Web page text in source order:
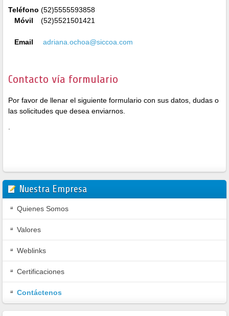
Teléfono (52)5555593858
Móvil
(52)5521501421
Email adriana.ochoa@siccoa.com
Contacto vía formulario
Por favor de llenar el siguiente formulario con sus datos, dudas o
las solicitudes que desea enviarnos.
Nuestra Empresa
Quienes Somos
Valores
Weblinks
Certificaciones
Contáctenos